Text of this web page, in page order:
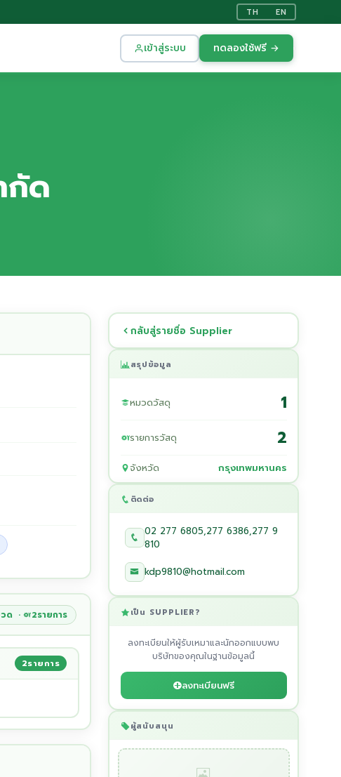
TH EN
เข้าสู่ระบบ ทดลองใช้ฟรี →
กัด
ด · 2รายการ
2รายการ
กลับสู่รายชื่อ Supplier
สรุปข้อมูล
หมวดวัสดุ 1
รายการวัสดุ 2
จังหวัด กรุงเทพมหานคร
ติดต่อ
02 277 6805,277 6386,277 9
810
kdp9810@hotmail.com
เป็น SUPPLIER?
ลงทะเบียนให้ผู้รับเหมาและนักออกแบบพบ
บริษัทของคุณในฐานข้อมูลนี้
ลงทะเบียนฟรี
ผู้สนับสนุน